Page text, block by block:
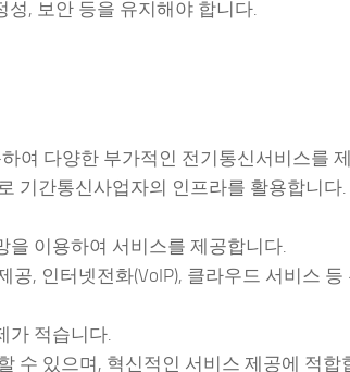
, 보안 등을 유지해야 합니다.
여 다양한 부가적인 전기통신서비스를
기간통신사업자의 인프라를 활용합니다.
을 이용하여 서비스를 제공합니다.
공, 인터넷전화(VoIP), 클라우드 서비스
가 적습니다.
수 있으며, 혁신적인 서비스 제공에 적합